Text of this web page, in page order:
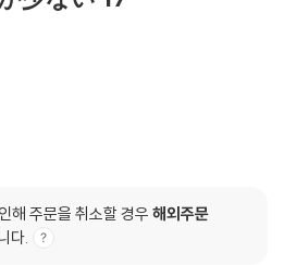
해 주문을 취소할 경우 해외주문
다.